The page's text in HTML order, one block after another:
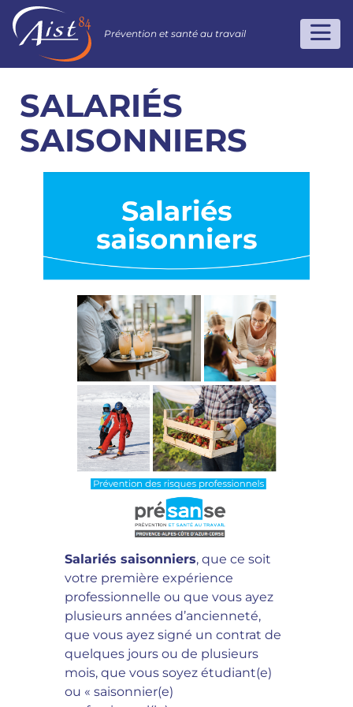
Prévention et santé au travail
SALARIÉS
SAISONNIERS
Salariés saisonniers, que ce soit
votre première expérience
professionnelle ou que vous ayez
plusieurs années d’ancienneté,
que vous ayez signé un contrat de
quelques jours ou de plusieurs
mois, que vous soyez étudiant(e)
ou « saisonnier(e)